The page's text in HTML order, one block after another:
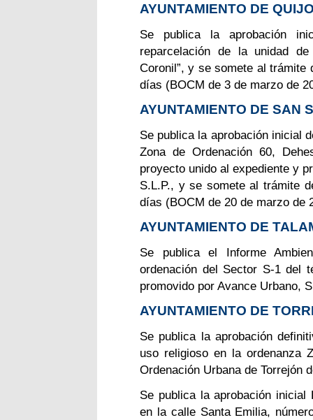
AYUNTAMIENTO DE
Se publica la aprobación
reparcelación de la unidad
Coronil”, y se somete al trámite
días (BOCM de 3 de marzo de
AYUNTAMIENTO DE SAN
Se publica la aprobación inicial
Zona de Ordenación 60,
proyecto unido al expediente y
S.L.P., y se somete al trámite
días (BOCM de 20 de marzo de
AYUNTAMIENTO DE
Se publica el Informe
ordenación del Sector S-1 del
promovido por Avance Urbano,
AYUNTAMIENTO DE
Se publica la aprobación
uso religioso en la ordenanza
Ordenación Urbana de Torrejón
Se publica la aprobación inicial
en la calle Santa Emilia,